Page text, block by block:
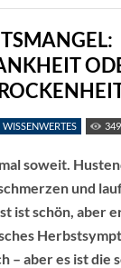
WISSENWERTES
soweit.
und
ist schön, aber
– aber es ist die